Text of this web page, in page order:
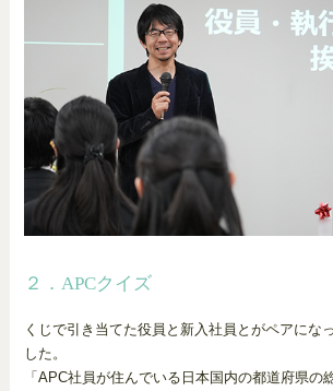
２．APCクイズ
くじで引き当てた役員と新入社員とがペアにな
した。
「APC社員が住んでいる日本国内の都道府県の